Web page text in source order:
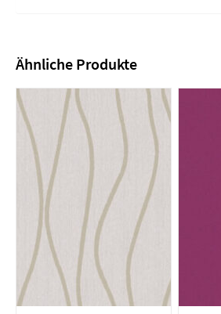
Ähnliche Produkte